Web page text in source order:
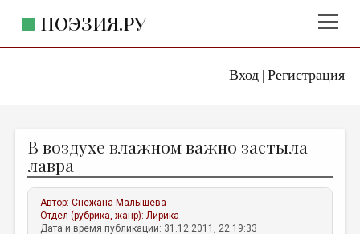
Вход| Регистрация
ПОЭЗИЯ.РУ
ЖАНРЫ
АВТОРЫ
КОММЕНТАРИИ
В воздухе влажном важно застыла
лавра
Автор:Снежана Малышева
Отдел (рубрика, жанр):Лирика
Дата и время публикации: 31.12.2011, 22:19:33